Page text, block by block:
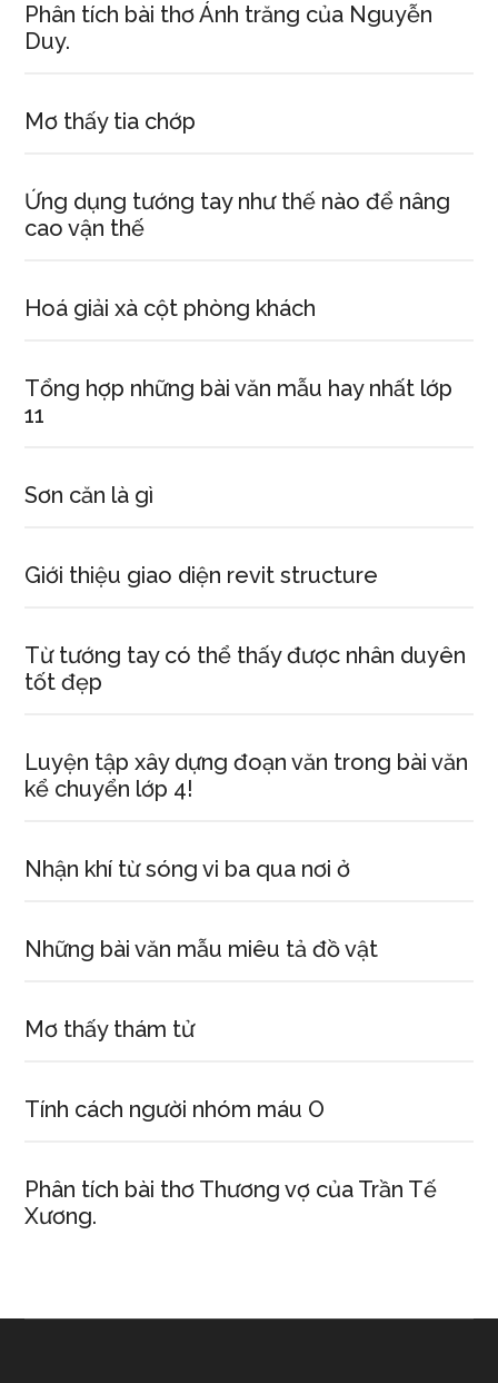
Phân tích bài thơ Ánh trăng của Nguyễn
Duy.
Mơ thấy tia chớp
Ứng dụng tướng tay như thế nào để nâng
cao vận thế
Hoá giải xà cột phòng khách
Tổng hợp những bài văn mẫu hay nhất lớp
11
Sơn căn là gì
Giới thiệu giao diện revit structure
Từ tướng tay có thể thấy được nhân duyên
tốt đẹp
Luyện tập xây dựng đoạn văn trong bài văn
kể chuyển lớp 4!
Nhận khí từ sóng vi ba qua nơi ở
Những bài văn mẫu miêu tả đồ vật
Mơ thấy thám tử
Tính cách người nhóm máu O
Phân tích bài thơ Thương vợ của Trần Tế
Xương.